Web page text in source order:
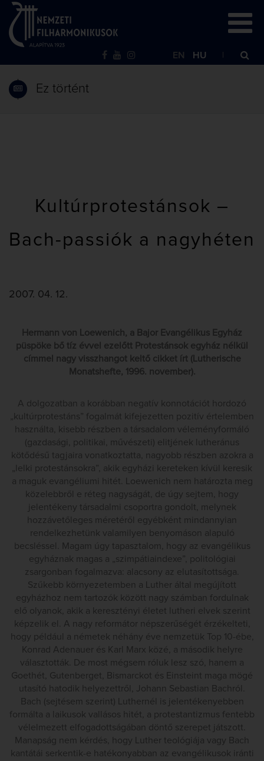
EN HU
Ez történt
Kultúrprotestánsok –
Bach-passiók a nagyhéten
2007. 04. 12.
Hermann von Loewenich, a Bajor Evangélikus Egyház
püspöke bő tíz évvel ezelőtt Protestánsok egyház nélkül
címmel nagy visszhangot keltő cikket írt (Lutherische
Monatshefte, 1996. november).
A dolgozatban a korábban negatív konnotációt hordozó
„kultúrprotestáns” fogalmát kifejezetten pozitív értelemben
használta, kisebb részben a társadalom véleményformáló
(gazdasági, politikai, művészeti) elitjének lutheránus
kötődésű tagjaira vonatkoztatta, nagyobb részben azokra a
„lelki protestánsokra”, akik egyházi kereteken kívül keresik
a maguk evangéliumi hitét. Loewenich nem határozta meg
közelebbről e réteg nagyságát, de úgy sejtem, hogy
jelentékeny társadalmi csoportra gondolt, melynek
hozzávetőleges méretéről egyébként mindannyian
rendelkezhetünk valamilyen benyomáson alapuló
becsléssel. Magam úgy tapasztalom, hogy az evangélikus
egyháznak magas a „szimpátiaindexe”, politológiai
zsargonban fogalmazva: alacsony az elutasítottsága.
Szűkebb környezetemben a Luther által megújított
egyházhoz nem tartozók között nagy számban fordulnak
elő olyanok, akik a keresztényi életet lutheri elvek szerint
képzelik el. A nagy reformátor népszerűségét érzékelteti,
hogy például a németek néhány éve nemzetük Top 10-ébe,
Konrad Adenauer és Karl Marx közé, a második helyre
választották. De most mégsem róluk lesz szó, hanem a
Goethét, Gutenberget, Bismarckot és Einsteint maga mögé
utasító hatodik helyezettről, Johann Sebastian Bachról.
Bach (sejtésem szerint) Luthernél is jelentékenyebben
formálta a laikusok vallásos hitét, a protestantizmus fentebb
vélelmezett elfogadottságában döntő szerepet játszott.
Manapság nem kérdés, hogy Luther teológiája vagy Bach
kantátái serkentik-e hatékonyabban az evangélikusok iránti